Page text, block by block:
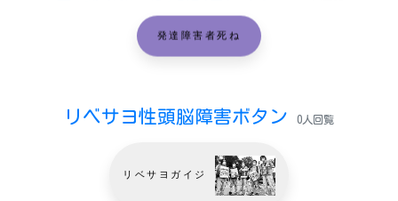
発達障害者死ね
リベサヨ性頭脳障害ボタン 0人回覧
リベサヨガイジ